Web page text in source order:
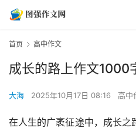
首页 高中作文
成长的路上作文1000
大海 2025年10月17日 08:16 高中
在人生的广袤征途中，成长